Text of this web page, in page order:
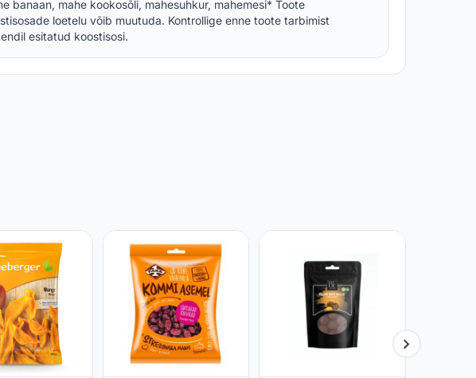
banaan, mahe kookosõli, mahesuhkur, mahemesi* Toote
loetelu võib muutuda. Kontrollige enne toote tarbimist
esitatud koostisosi.